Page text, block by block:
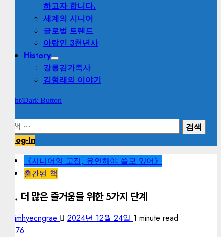
하고자 합니다.
세계의 시니어
글로벌 트렌드
아랍인 3천년사
History
강릉김가족사
김형래의 이야기
Light/Dark Button
Log-In
《시니어의 고집, 유연해야 쓸모 있어》
출간된 책
27. 더 많은 즐거움을 위한 5가지 단계
kimhyeongrae 2024년 12월 24일 1 minute read
376